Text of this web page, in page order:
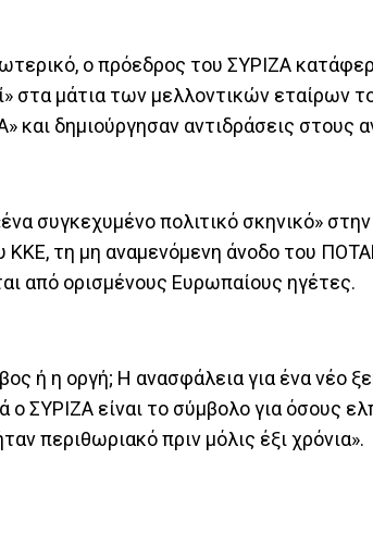
ο πρόεδρος του ΣΥΡΙΖΑ
στα μάτια των μελλοντικών εταίρων
και δημιούργησαν αντιδράσεις στους
συγκεχυμένο πολιτικό σκηνικό»
τη μη αναμενόμενη άνοδο του
από ορισμένους Ευρωπαίους ηγέτες.
ή η οργή; Η ανασφάλεια για ένα νέο
ΣΥΡΙΖΑ είναι το σύμβολο για όσους
περιθωριακό πριν μόλις έξι χρόνια».